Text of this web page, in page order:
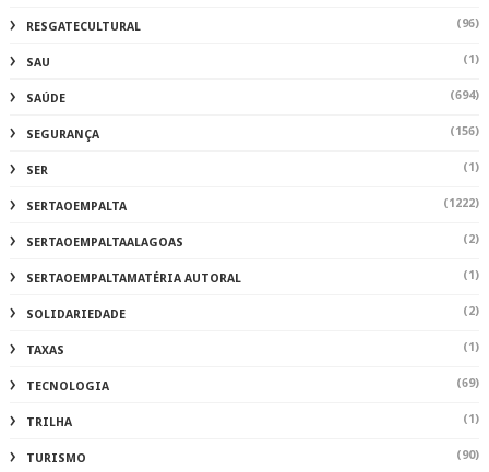
RESGATECULTURAL (96)
SAU (1)
SAÚDE (694)
SEGURANÇA (156)
SER (1)
SERTAOEMPALTA (1222)
SERTAOEMPALTAALAGOAS (2)
SERTAOEMPALTAMATÉRIA AUTORAL (1)
SOLIDARIEDADE (2)
TAXAS (1)
TECNOLOGIA (69)
TRILHA (1)
TURISMO (90)